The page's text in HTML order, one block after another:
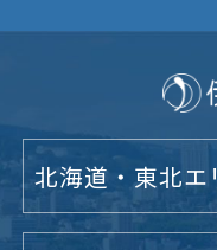
北海道・東北エ